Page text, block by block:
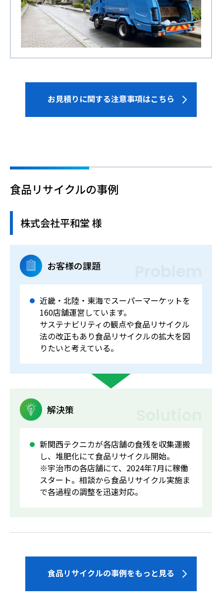
お見積りに関する注意事項はこちら
食品リサイクルの事例
株式会社平和堂 様
お客様の課題
近畿・北陸・東海でスーパーマーケットを
160店舗運営しています。
サステナビリティの観点や食品リサイクル
法の改正もあり食品リサイクルの拡大を図
りたいと考えている。
解決策
新関西テクニカが各店舗の食残を収集運搬
し、堆肥化にて食品リサイクル開始。
※宇治市の各店舗にて、2024年7月に稼働
スタート。相談から食品リサイクル実施ま
で各過程の調整を迅速対応。
食品リサイクルの事例をもっと見る